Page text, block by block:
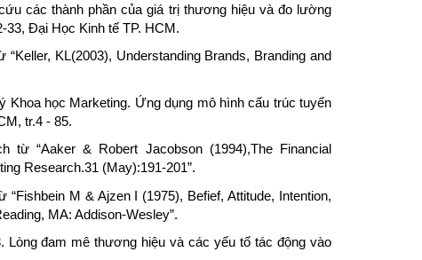
các thành phần của giá trị thương hiệu và đo lường
33, Đại Học Kinh tế TP. HCM.
KL(2003), Understanding Brands, Branding and
Khoa học Marketing. Ứng dụng mô hình cấu trúc tuyến
tr.4 - 85.
từ “Aaker & Robert Jacobson (1994),The Financial
Research.31 (May):191-201”.
M & Ajzen I (1975), Befief, Attitude, Intention,
MA: Addison-Wesley”.
Lòng đam mê thương hiệu và các yếu tố tác động vào